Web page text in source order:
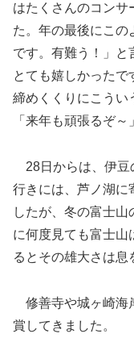
はたくさんのコンサ
た。年の最後にこの
です。有難う！」と
とても嬉しかったで
締めくくりにこうい
「来年も頑張るぞ
28日からは、伊豆
行きには、芦ノ湖に
したが、冬の富士
に何度見ても富士山
るとその雄大さは息
修善寺や城ヶ崎海
賞してきました。